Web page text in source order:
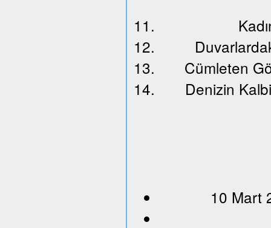
Cümleten
Denizin
10 Mart